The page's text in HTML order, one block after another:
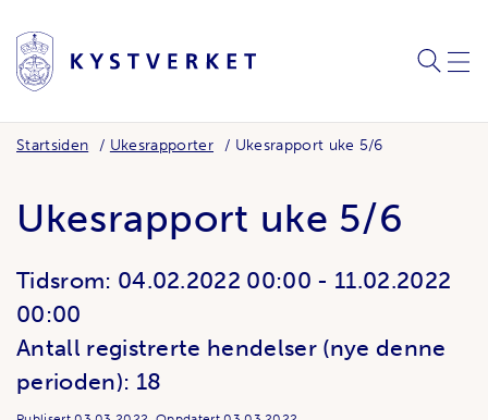
SØK
Startsiden Ukesrapporter Ukesrapport uke 5/6
Ukesrapport uke 5/6
Tidsrom: 04.02.2022 00:00 - 11.02.2022
00:00
Antall registrerte hendelser (nye denne
perioden): 18